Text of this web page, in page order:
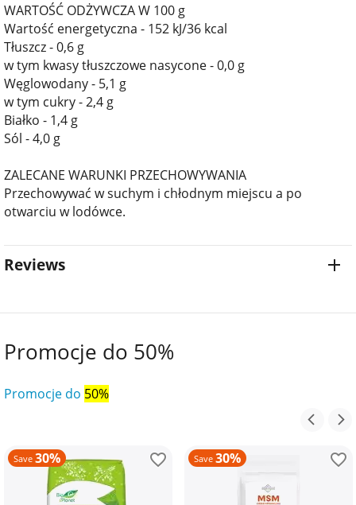
WARTOŚĆ ODŻYWCZA W 100 g
Wartość energetyczna - 152 kJ/36 kcal
Tłuszcz - 0,6 g
w tym kwasy tłuszczowe nasycone - 0,0 g
Węglowodany - 5,1 g
w tym cukry - 2,4 g
Białko - 1,4 g
Sól - 4,0 g
ZALECANE WARUNKI PRZECHOWYWANIA
Przechowywać w suchym i chłodnym miejscu a po
otwarciu w lodówce.
Reviews
Promocje do 50%
Promocje do 50%
Save 30% Save 30%